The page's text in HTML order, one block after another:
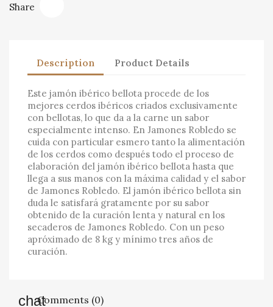
Share
Description Product Details
Este jamón ibérico bellota procede de los
mejores cerdos ibéricos criados exclusivamente
con bellotas, lo que da a la carne un sabor
especialmente intenso. En Jamones Robledo se
cuida con particular esmero tanto la alimentación
de los cerdos como después todo el proceso de
elaboración del jamón ibérico bellota hasta que
llega a sus manos con la máxima calidad y el sabor
de Jamones Robledo. El jamón ibérico bellota sin
duda le satisfará gratamente por su sabor
obtenido de la curación lenta y natural en los
secaderos de Jamones Robledo. Con un peso
apróximado de 8 kg y mínimo tres años de
curación.
Comments (0)